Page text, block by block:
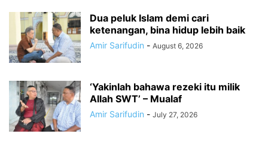
Dua peluk Islam demi cari
ketenangan, bina hidup lebih baik
Amir Sarifudin - August 6, 2026
‘Yakinlah bahawa rezeki itu milik
Allah SWT’ – Mualaf
Amir Sarifudin - July 27, 2026